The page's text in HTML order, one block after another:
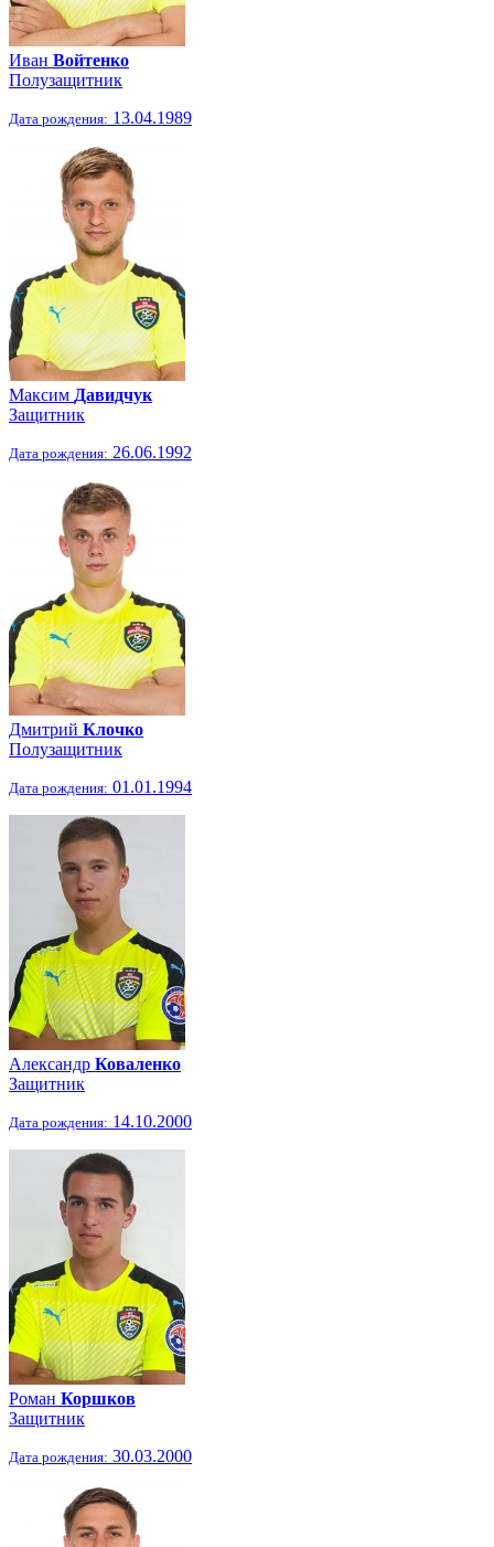
Иван Войтенко
Полузащитник
Дата рождения: 13.04.1989
Максим Давидчук
Защитник
Дата рождения: 26.06.1992
Дмитрий Клочко
Полузащитник
Дата рождения: 01.01.1994
Александр Коваленко
Защитник
Дата рождения: 14.10.2000
Роман Коршков
Защитник
Дата рождения: 30.03.2000